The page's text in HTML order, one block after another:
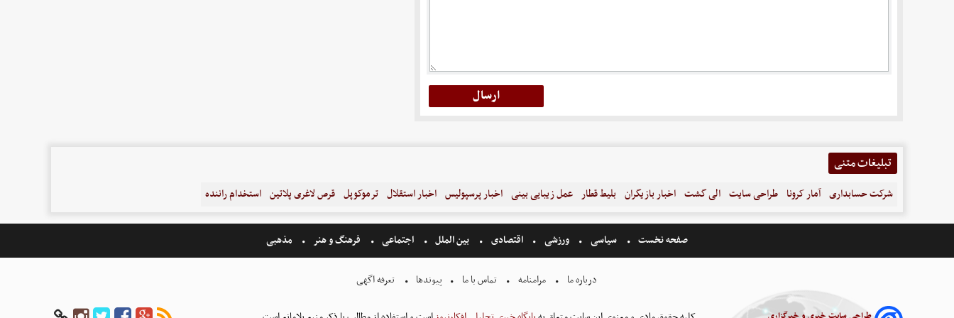
تبلیغات متنی
شرکت حسابداری آمار کرونا طراحی سایت الی گشت اخبار بازیگران بلیط قطار عمل زیبایی بینی اخبار پرسپولیس اخبار استقلال ترموکوپل قرص لاغری پلاتین استخدام راننده
صفحه نخست سیاسی ورزشی اقتصادی بین الملل اجتماعی فرهنگ و هنر مذهبی
درباره ما مرامنامه تماس با ما پیوندها تعرفه اگهی